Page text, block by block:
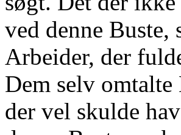
ved denne Buste,
Arbeider, der
Dem selv
der vel skulde